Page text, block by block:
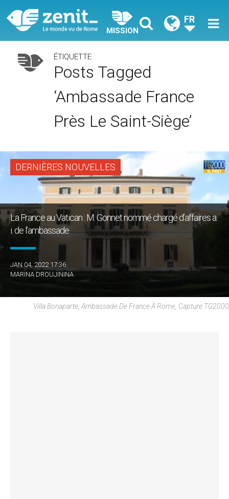
MISSION
FR
ÉTIQUETTE
Posts Tagged
‘ambassade France
Près Le Saint-Siège’
DERNIÈRES NOUVELLES
La France au Vatican : M. Gonnet nommé chargé d’affaires a.
i. de l’ambassade
JAN 04, 2022 17:36
MARINA DROUJININA
Villa Bonaparte, Ambassade De France À Rome, Capture TG2000